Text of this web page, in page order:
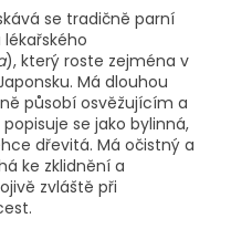
se tradičně parní
), který roste zejména v
Má dlouhou
působí osvěžujícím a
se jako bylinná,
dřevitá. Má očistný a
ke zklidnění a
zvláště při